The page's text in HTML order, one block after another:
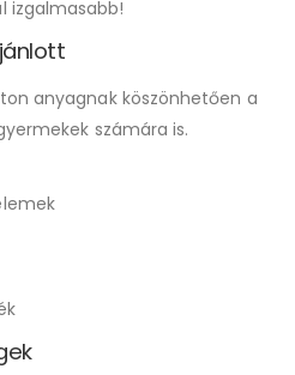
izgalmasabb!
anyagnak köszönhetően a
számára is.